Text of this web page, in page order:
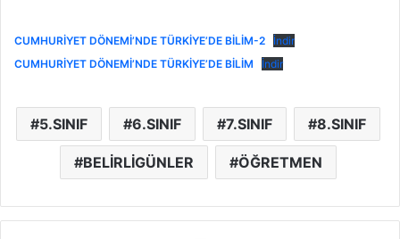
CUMHURİYET DÖNEMİ’NDE TÜRKİYE’DE BİLİM-2
İndir
CUMHURİYET DÖNEMİ’NDE TÜRKİYE’DE BİLİM
İndir
5.SINIF 6.SINIF 7.SINIF 8.SINIF
BELİRLİGÜNLER ÖĞRETMEN